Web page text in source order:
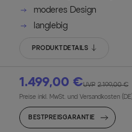
moderes Design
langlebig
PRODUKTDETAILS
1.499,00 €UVP 2.199,00 €
Preise inkl. MwSt. und Versandkosten
BESTPREISGARANTIE